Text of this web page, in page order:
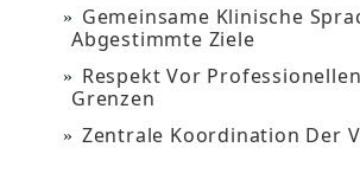
Gemeinsame Klinische
Abgestimmte Ziele
Respekt Vor
Grenzen
Zentrale Koordination Der